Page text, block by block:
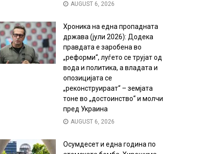
AUGUST 6, 2026
Хроника на една пропадната
држава (јули 2026): Додека
правдата е заробена во
„реформи“, луѓето се трујат од
вода и политика, а владата и
опозицијата се
„реконструираат“ – земјата
тоне во „достоинство“ и молчи
пред Украина
AUGUST 6, 2026
Осумдесет и една година по